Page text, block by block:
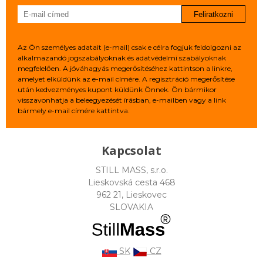
Feliratkozni
Az Ön személyes adatait (e-mail) csak e célra fogjuk feldolgozni az
alkalmazandó jogszabályoknak és adatvédelmi szabályoknak
megfelelően. A jóváhagyás megerősítéséhez kattintson a linkre,
amelyet elküldünk az e-mail címére. A regisztráció megerősítése
után kedvezményes kupont küldünk Önnek. Ön bármikor
visszavonhatja a beleegyezését írásban, e-mailben vagy a link
bármely e-mail címére kattintva.
Kapcsolat
STILL MASS, s.r.o.
Lieskovská cesta 468
962 21, Lieskovec
SLOVAKIA
SK CZ